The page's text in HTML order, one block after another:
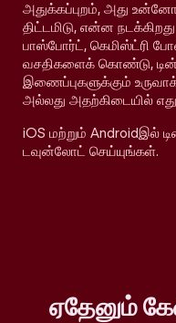
அதுக்கப்புறம், அது
திட்டமிடு, என்ன
பாஸ்போர்ட், கெமிஸ்ட்ரி
வசதிகளைக் கொண்டு,
இணைப்புகளுக்கும்
அல்லது அதற்கிடையில்
iOS மற்றும் Androidஇல்
டவுன்லோட் செய்யுங்கள்.
ஏதேனும்